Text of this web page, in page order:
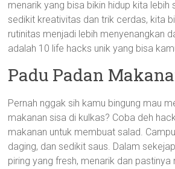
menarik yang bisa bikin hidup kita lebih
sedikit kreativitas dan trik cerdas, kita
rutinitas menjadi lebih menyenangkan
adalah 10 life hacks unik yang bisa
Padu Padan
Pernah nggak sih kamu bingung mau
makanan sisa di kulkas? Coba deh
makanan untuk membuat salad.
daging, dan sedikit saus. Dalam
piring yang fresh, menarik dan